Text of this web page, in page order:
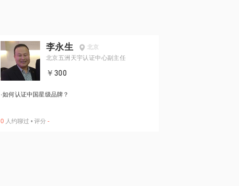
李永生
北京
北京五洲天宇认证中心副主任
￥300
·如何认证中国星级品牌？
0 人约聊过 • 评分 -